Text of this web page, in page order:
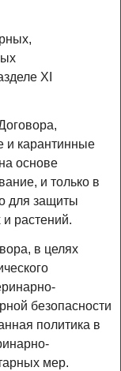
XI
и карантинные
основе
и только в
для защиты
растений.
в целях
безопасности
политика в
мер.